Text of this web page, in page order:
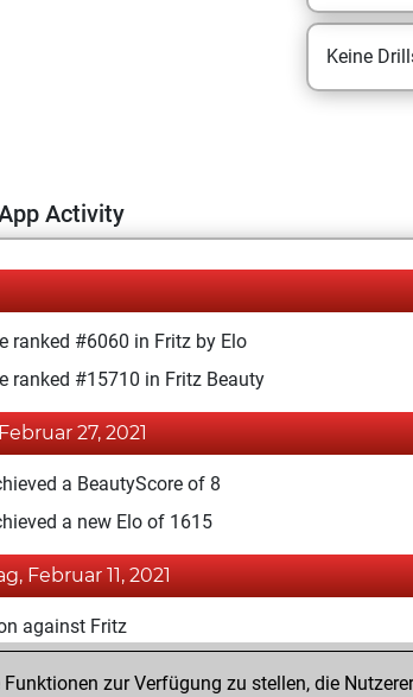
Keine
Activity
ranked #6060 in Fritz by Elo
ranked #15710 in Fritz Beauty
27, 2021
a BeautyScore of 8
a new Elo of 1615
Februar 11, 2021
against Fritz
zur Verfügung zu stellen, die